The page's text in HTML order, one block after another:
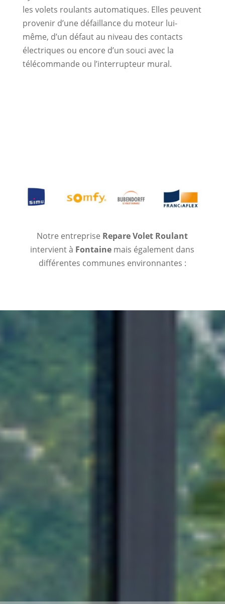
les volets roulants automatiques. Elles peuvent
provenir d’une défaillance du moteur lui-
même, d’un défaut au niveau des contacts
électriques ou encore d’un souci avec la
télécommande ou l’interrupteur mural.
Notre entreprise Repare Volet Roulant
intervient à Fontaine mais également dans
différentes communes environnantes :
FAITES APPEL A UNE
ENTREPRISE DE
DEPANNAGE EN VOLET
ROULANT
CONTACTEZ NOUS :
06.75.20.09.87